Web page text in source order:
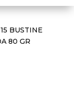
BUSTINE
80 GR